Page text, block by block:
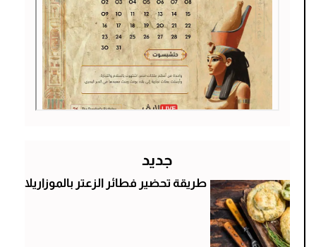
جديد
طريقة تحضير فطائر الزعتر بالموزاريلا